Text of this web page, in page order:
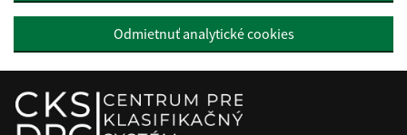
Odmietnuť analytické cookies